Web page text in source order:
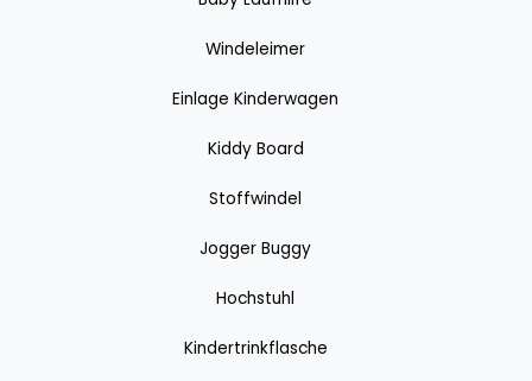
Windeleimer
Einlage Kinderwagen
Kiddy Board
Stoffwindel
Jogger Buggy
Hochstuhl
Kindertrinkflasche